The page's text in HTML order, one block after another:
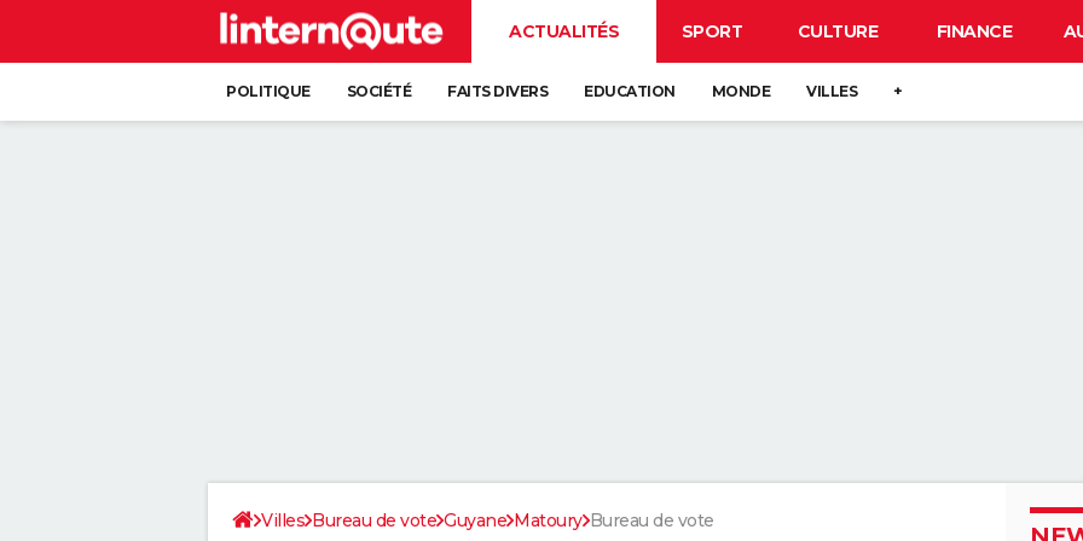
ACTUALITÉS SPORT CULTURE FINANCE
POLITIQUE SOCIÉTÉ FAITS DIVERS EDUCATION MONDE VILLES +
Villes Bureau de vote Guyane Matoury Bureau de vote